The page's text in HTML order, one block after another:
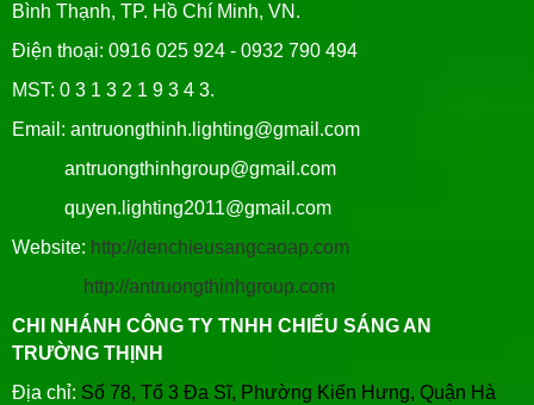
Bình Thạnh, TP. Hồ Chí Minh, VN.
Điện thoại: 0916 025 924 - 0932 790 494
MST: 0 3 1 3 2 1 9 3 4 3.
Email: antruongthinh.lighting@gmail.com
antruongthinhgroup@gmail.com
quyen.lighting2011@gmail.com
Website: http://denchieusangcaoap.com
http://antruongthinhgroup.com
CHI NHÁNH CÔNG TY TNHH CHIẾU SÁNG AN
TRƯỜNG THỊNH
Địa chỉ: Số 78, Tổ 3 Đa Sĩ, Phường Kiến Hưng, Quận Hà